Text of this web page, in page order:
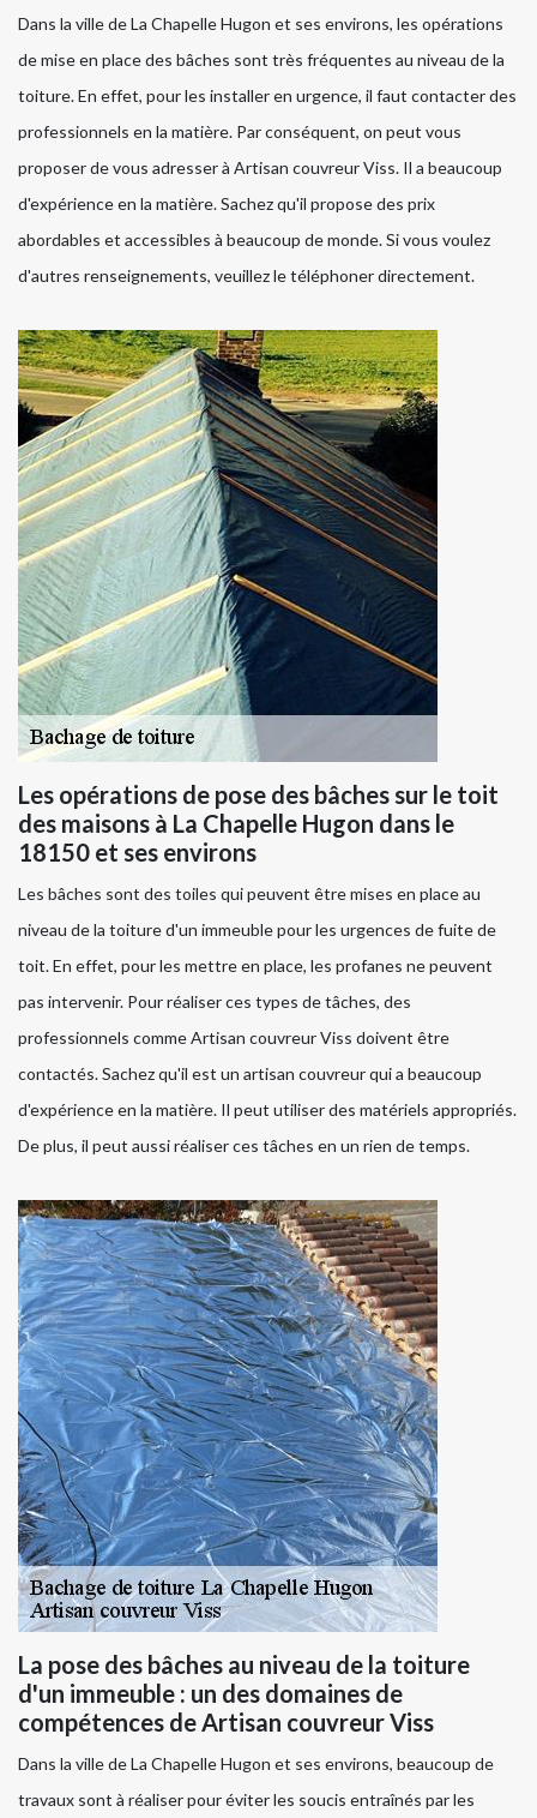
Dans la ville de La Chapelle Hugon et ses environs, les opérations
de mise en place des bâches sont très fréquentes au niveau de la
toiture. En effet, pour les installer en urgence, il faut contacter des
professionnels en la matière. Par conséquent, on peut vous
proposer de vous adresser à Artisan couvreur Viss. Il a beaucoup
d'expérience en la matière. Sachez qu'il propose des prix
abordables et accessibles à beaucoup de monde. Si vous voulez
d'autres renseignements, veuillez le téléphoner directement.
Les opérations de pose des bâches sur le toit
des maisons à La Chapelle Hugon dans le
18150 et ses environs
Les bâches sont des toiles qui peuvent être mises en place au
niveau de la toiture d'un immeuble pour les urgences de fuite de
toit. En effet, pour les mettre en place, les profanes ne peuvent
pas intervenir. Pour réaliser ces types de tâches, des
professionnels comme Artisan couvreur Viss doivent être
contactés. Sachez qu'il est un artisan couvreur qui a beaucoup
d'expérience en la matière. Il peut utiliser des matériels appropriés.
De plus, il peut aussi réaliser ces tâches en un rien de temps.
La pose des bâches au niveau de la toiture
d'un immeuble : un des domaines de
compétences de Artisan couvreur Viss
Dans la ville de La Chapelle Hugon et ses environs, beaucoup de
travaux sont à réaliser pour éviter les soucis entraînés par les